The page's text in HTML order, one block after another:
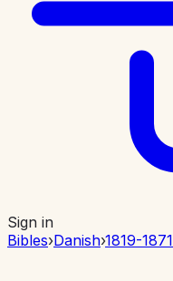
Sign in
Bibles›Danish›1819-1871